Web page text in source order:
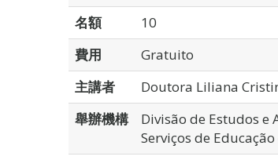
名額
10
費用
Gratuito
主講者
Doutora Liliana
舉辦機構
Divisão de Estudos e
Serviços de